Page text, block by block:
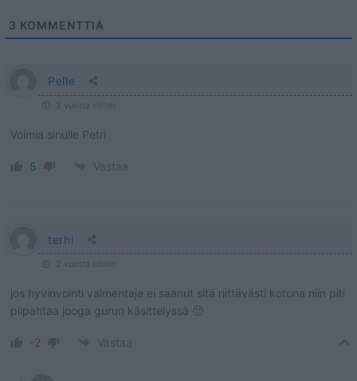
3 KOMMENTTIA
Pelle
2 vuotta sitten
Voimia sinulle Petri
5 Vastaa
terhi
2 vuotta sitten
jos hyvinvointi valmentaja ei saanut sitä riittävästi kotona niin piti
piipahtaa jooga gurun käsittelyssä 🙂
-2 Vastaa